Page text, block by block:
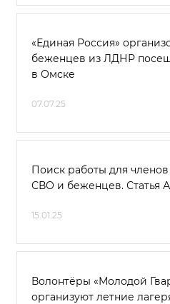
«Единая Россия»
беженцев из ЛДНР
в Омске
07.07.25
Поиск работы для
СВО и беженцев. Статья
15.01.25
Волонтёры «Молодой
организуют летние